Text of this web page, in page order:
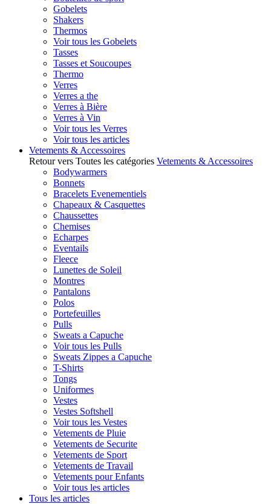
Gobelets
Shakers
Thermos
Voir tous les Gobelets
Tasses
Tasses et Soucoupes
Thermo
Verres
Verres a the
Verres à Bière
Verres à Vin
Voir tous les Verres
Voir tous les articles
Vetements & Accessoires
Retour vers Toutes les catégories Vetements & Accessoires
Bodywarmers
Bonnets
Bracelets Evenementiels
Chapeaux & Casquettes
Chaussettes
Chemises
Echarpes
Eventails
Fleece
Lunettes de Soleil
Montres
Pantalons
Polos
Portefeuilles
Pulls
Sweats a Capuche
Voir tous les Pulls
Sweats Zippes a Capuche
T-Shirts
Tongs
Uniformes
Vestes
Vestes Softshell
Voir tous les Vestes
Vetements de Pluie
Vetements de Securite
Vetements de Sport
Vetements de Travail
Vetements pour Enfants
Voir tous les articles
Tous les articles